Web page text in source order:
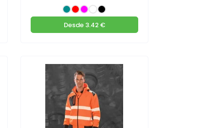
Desde3.42 €